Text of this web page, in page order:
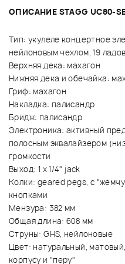
ОПИСАНИЕ STAGG UC80-
Тип: укулеле концертное
нейлоновым чехлом, 19 ладов
Верхняя дека: махагон
Нижняя дека и обечайка:
Гриф: махагон
Накладка: палисандр
Бридж: палисандр
Электроника: активный
полосным эквалайзером
громкости
Выход: 1 x 1/4" jack
Колки: geared pegs, с
кнопками
Мензура: 382 мм
Общая длина: 608 мм
Струны: GHS, нейлоновые
Цвет: натуральный,
корпусу и "перу"